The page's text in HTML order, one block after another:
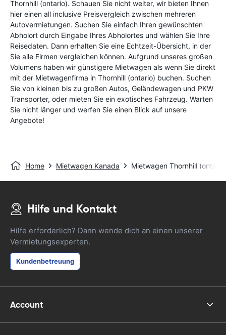
Thornhill (ontario). Schauen Sie nicht weiter, wir bieten Ihnen
hier einen all inclusive Preisvergleich zwischen mehreren
Autovermietungen. Suchen Sie einfach Ihren gewünschten
Abholort durch Eingabe Ihres Abholortes und wählen Sie Ihre
Reisedaten. Dann erhalten Sie eine Echtzeit-Übersicht, in der
Sie alle Firmen vergleichen können. Aufgrund unseres großen
Volumens haben wir günstigere Mietwagen als wenn Sie direkt
mit der Mietwagenfirma in Thornhill (ontario) buchen. Suchen
Sie von kleinen bis zu großen Autos, Geländewagen und PKW
Transporter, oder mieten Sie ein exotisches Fahrzeug. Warten
Sie nicht länger und werfen Sie einen Blick auf unsere
Angebote!
Home Mietwagen Kanada Mietwagen Thornhill
Hilfe und Kontakt
Hilfe erforderlich? Dann wende dich an einen unserer
Vermietungsexperten.
Kundenbetreuung
Account